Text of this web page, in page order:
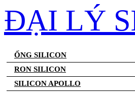
ĐẠI LÝ
ỐNG SILICON
RON SILICON
SILICON APOLLO